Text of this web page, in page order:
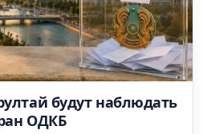
будут наблюдать
ОДКБ